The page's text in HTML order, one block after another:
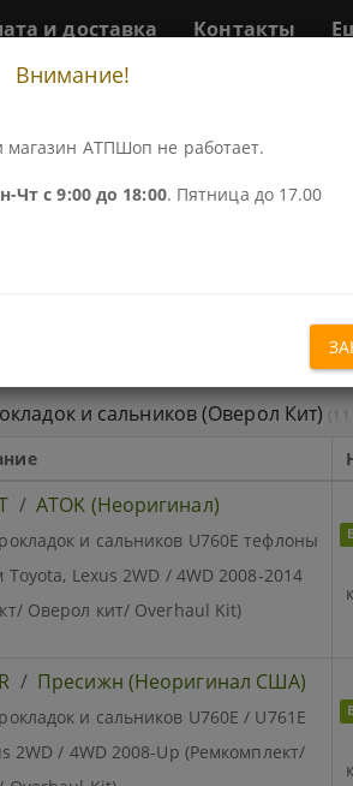
и доставка Контакты
U760E
и сальников (Оверол Кит)
/ ATOK (Неоригинал)
и сальников U760E тефлоны
Toyota, Lexus 2WD / 4WD 2008-2014
Оверол кит/ Overhaul Kit)
/ Пресижн (Неоригинал США)
и сальников U760E / U761E
2WD / 4WD 2008-Up (Ремкомплект/
Внимание!
АТПШоп не работает.
Чт с 9:00 до 18:00. Пятница до 17.00